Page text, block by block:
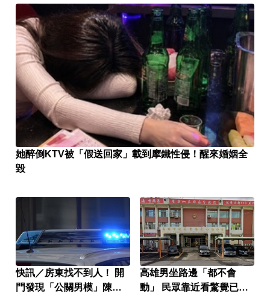
她醉倒KTV被「假送回家」載到摩鐵性侵！醒來婚姻全
毀
快訊／房東找不到人！ 開
門發現「公關男模」陳屍
高雄男坐路邊「都不會
動」 民眾靠近看驚覺已死